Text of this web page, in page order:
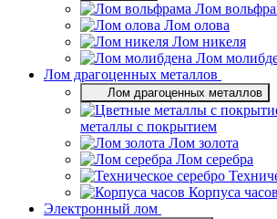
Лом
Лом олова
Лом никеля
Лом
Лом драгоценных металлов
Лом драгоценных металлов
металлы с покрытием
Лом золота
Лом серебра
Корпуса часов
Электронный лом